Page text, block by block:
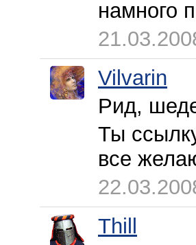
намного
Vilvarin
Рид,
Ты
все
Thill